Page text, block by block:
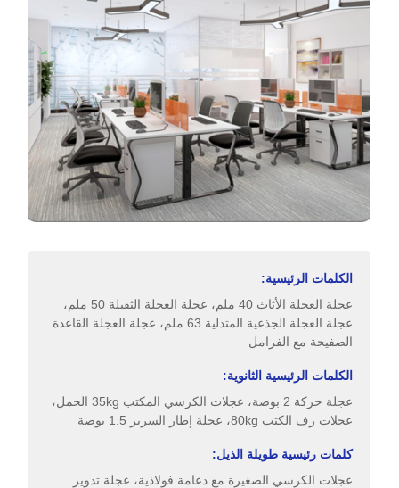
الكلمات الرئيسية:
عجلة العجلة الأثاث 40 ملم، عجلة العجلة الثقيلة 50 ملم،
عجلة العجلة الجذعية المتدلية 63 ملم، عجلة العجلة القاعدة
الصفيحة مع الفرامل
الكلمات الرئيسية الثانوية:
عجلة حركة 2 بوصة، عجلات الكرسي المكتب 35kg الحمل،
عجلات رف الكتب 80kg، عجلة إطار السرير 1.5 بوصة
كلمات رئيسية طويلة الذيل:
عجلات الكرسي الصغيرة مع دعامة فولاذية، عجلة تدوير